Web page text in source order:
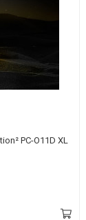
PC-O11D XL